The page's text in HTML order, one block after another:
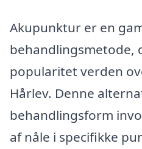
Akupunktur er en
behandlingsmetode,
popularitet verden
Hårlev. Denne
behandlingsform
af nåle i specifikke